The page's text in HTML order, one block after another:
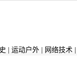
运动户外| 网络技术|